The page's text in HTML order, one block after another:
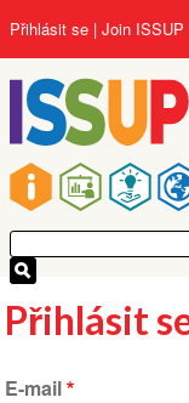
hlavnímu
obsahu
Main
navigation
User
account
menu
Přihlásit se Join ISSUP
Přihlásit
E-mail